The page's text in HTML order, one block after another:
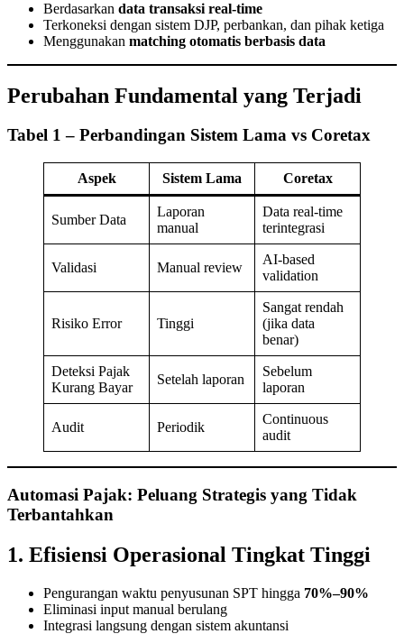
Berdasarkan data transaksi real-time
Terkoneksi dengan sistem DJP, perbankan, dan pihak ketiga
Menggunakan matching otomatis berbasis data
Perubahan Fundamental yang Terjadi
Tabel 1 – Perbandingan Sistem Lama vs Coretax
Aspek Sistem Lama Coretax
Sumber Data
Laporan
manual
Data real-time
terintegrasi
Validasi Manual review
AI-based
validation
Risiko Error Tinggi
Sangat rendah
(jika data
benar)
Deteksi Pajak
Kurang Bayar
Setelah laporan
Sebelum
laporan
Audit Periodik
Continuous
audit
Automasi Pajak: Peluang Strategis yang Tidak
Terbantahkan
1. Efisiensi Operasional Tingkat Tinggi
Pengurangan waktu penyusunan SPT hingga 70%–90%
Eliminasi input manual berulang
Integrasi langsung dengan sistem akuntansi